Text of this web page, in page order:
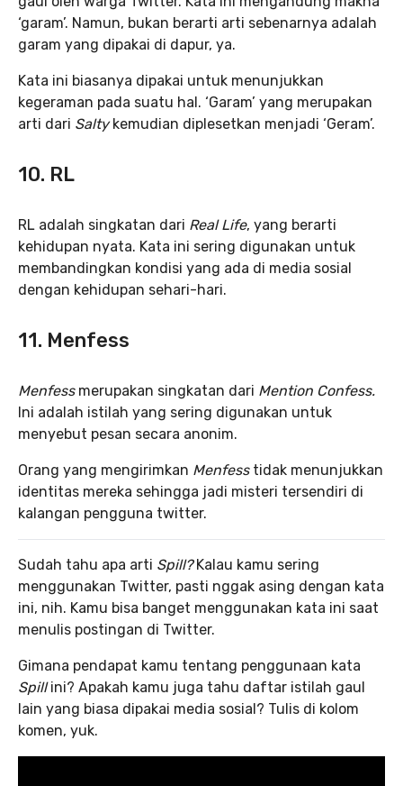
‘garam’. Namun, bukan berarti arti sebenarnya adalah
garam yang dipakai di dapur, ya.
Kata ini biasanya dipakai untuk menunjukkan
kegeraman pada suatu hal. ‘Garam’ yang merupakan
arti dari Saltykemudian diplesetkan menjadi ‘Geram’.
10. RL
RL adalah singkatan dari Real Life, yang berarti
kehidupan nyata. Kata ini sering digunakan untuk
membandingkan kondisi yang ada di media sosial
dengan kehidupan sehari-hari.
11. Menfess
Menfess merupakan singkatan dari Mention Confess.
Ini adalah istilah yang sering digunakan untuk
menyebut pesan secara anonim.
Orang yang mengirimkan Menfesstidak menunjukkan
identitas mereka sehingga jadi misteri tersendiri di
kalangan pengguna twitter.
Sudah tahu apa arti Spill?Kalau kamu sering
menggunakan Twitter, pasti nggak asing dengan kata
ini, nih. Kamu bisa banget menggunakan kata ini saat
menulis postingan di Twitter.
Gimana pendapat kamu tentang penggunaan kata
Spillini? Apakah kamu juga tahu daftar istilah gaul
lain yang biasa dipakai media sosial? Tulis di kolom
komen, yuk.